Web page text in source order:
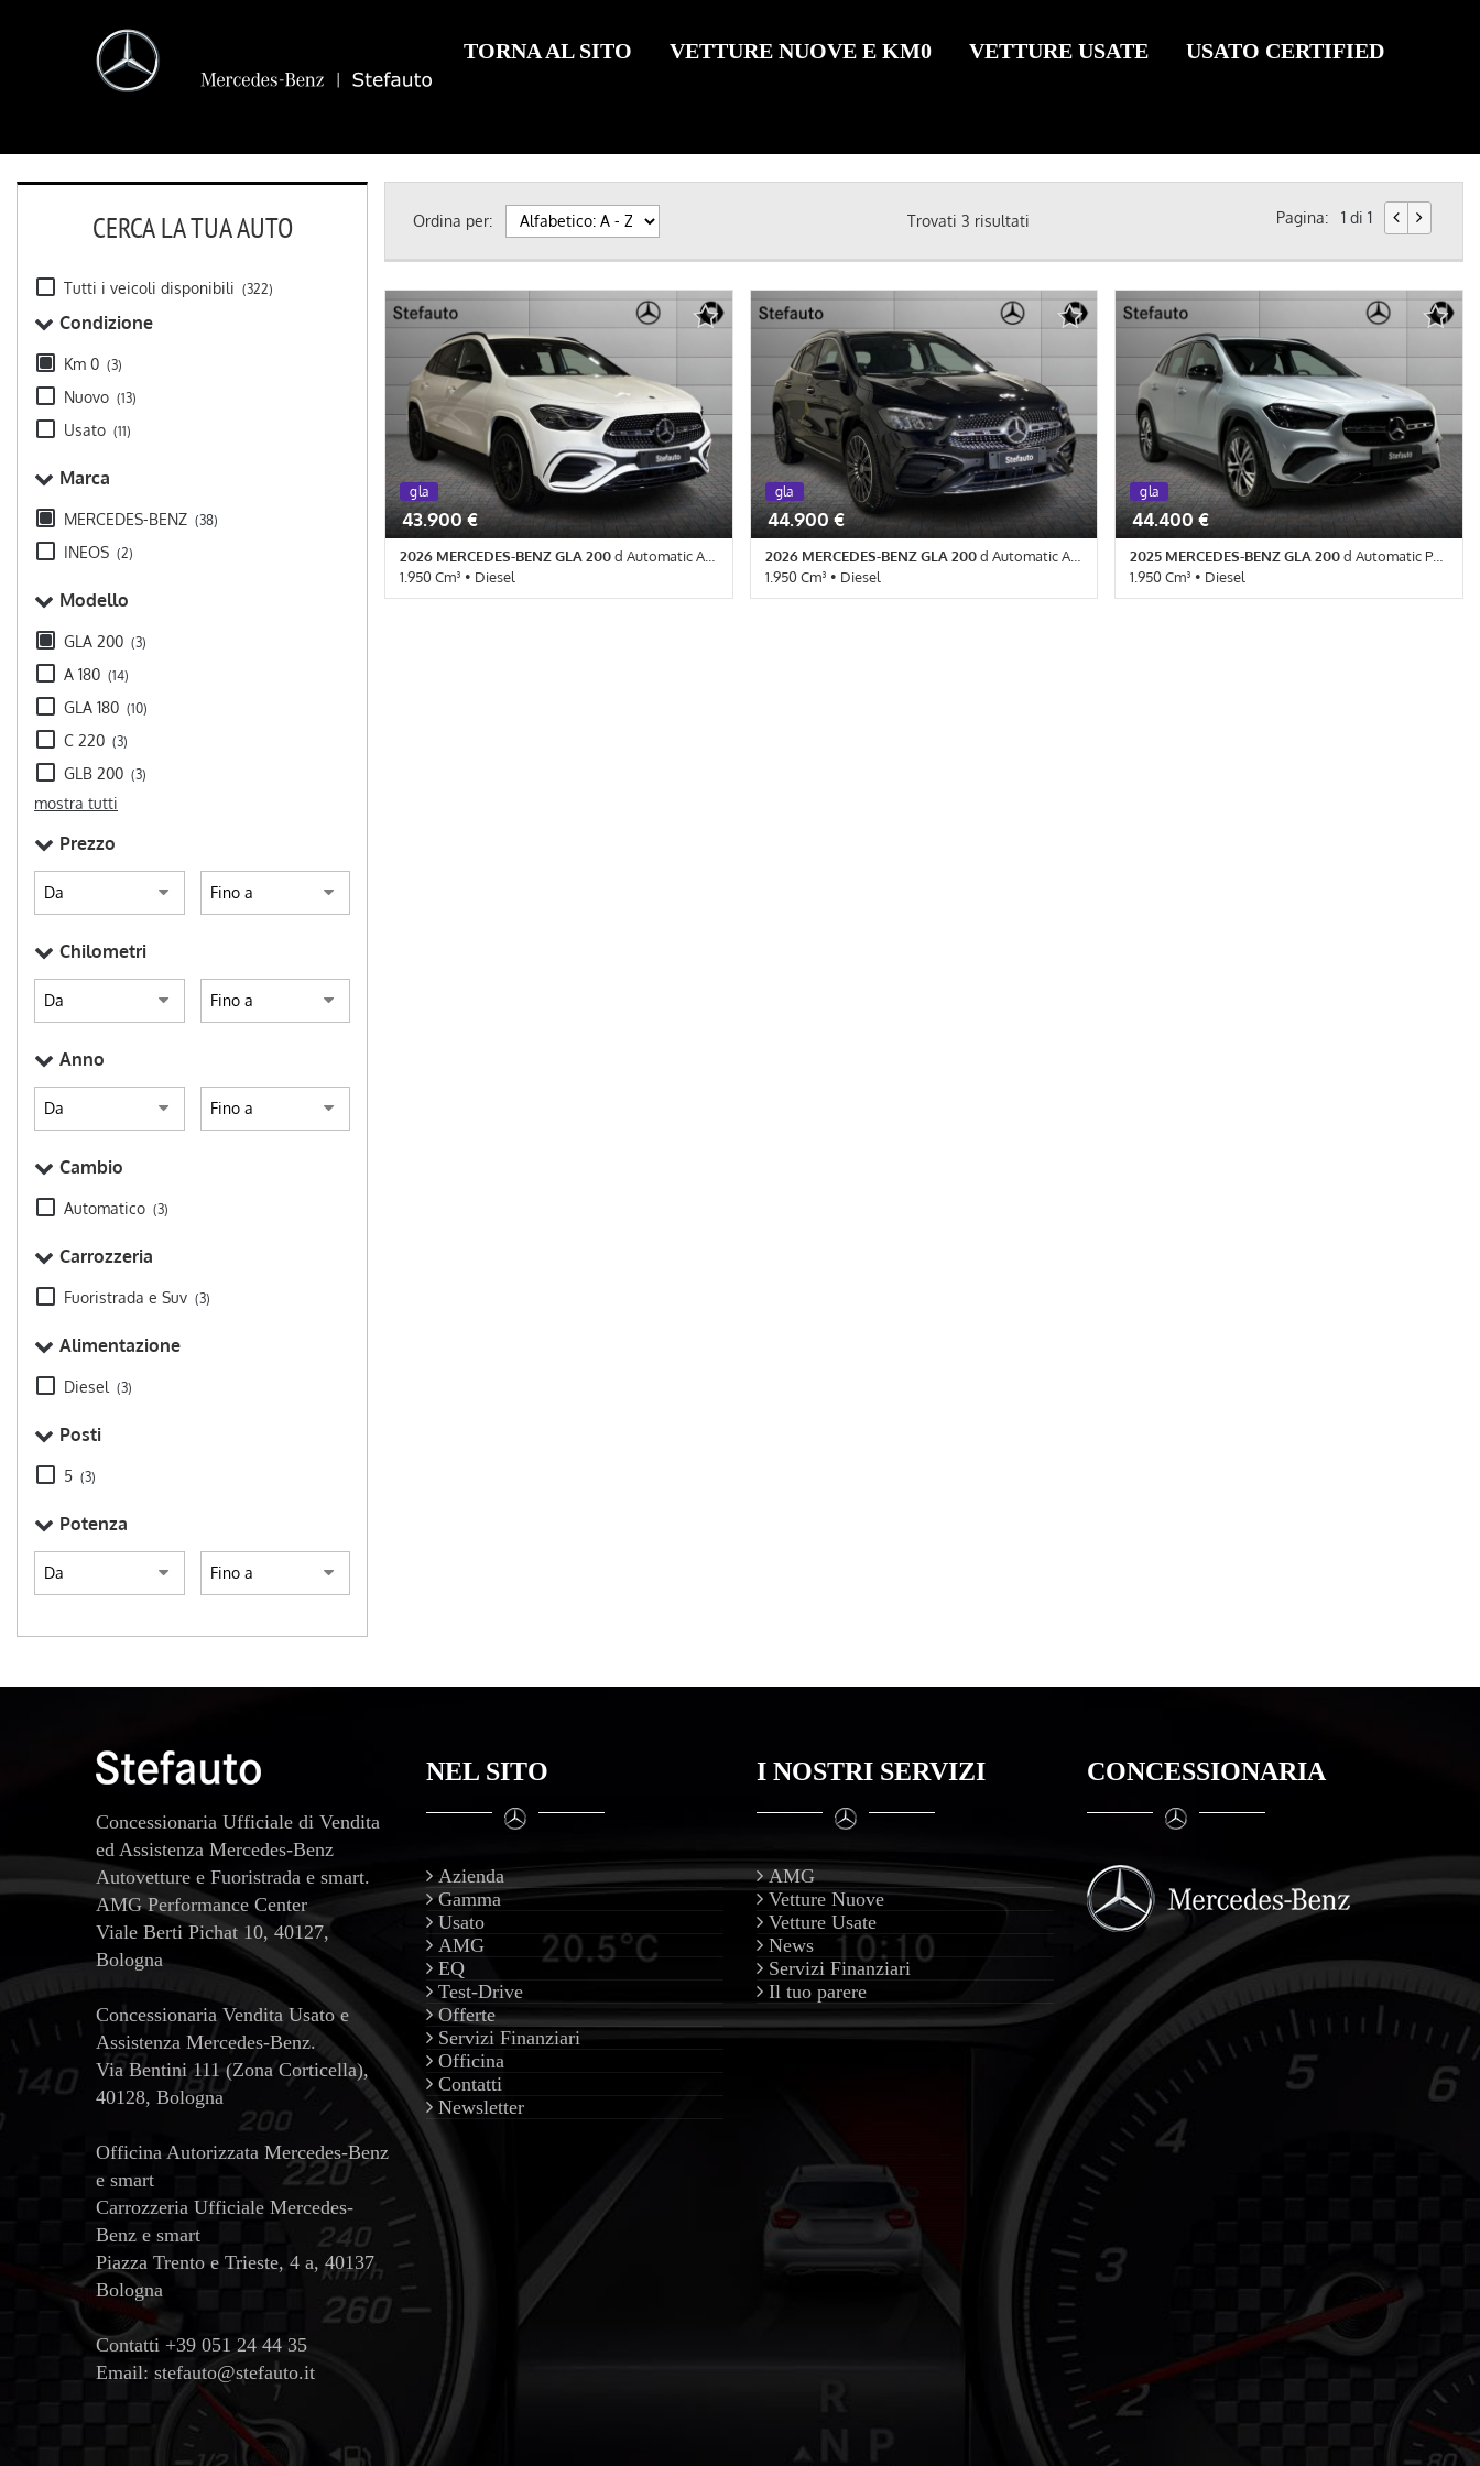
TORNA AL SITO VETTURE NUOVE E KM0 VETTURE USATE USATO CERTIFIED
CERCA LA TUA AUTO
Tutti i veicoli disponibili (322)
Condizione
Km 0 (3)
Nuovo (13)
Usato (11)
Marca
MERCEDES-BENZ (38)
INEOS (2)
Modello
GLA 200 (3)
A 180 (14)
GLA 180 (10)
C 220 (3)
GLB 200 (3)
mostra tutti
Prezzo
Chilometri
Anno
Cambio
Automatico (3)
Carrozzeria
Fuoristrada e Suv (3)
Alimentazione
Diesel (3)
Posti
5 (3)
Potenza
Ordina per: Trovati 3 risultati Pagina: 1 di 1
gla km 0
43.900 €
2026 MERCEDES-BENZ GLA 200d Automatic AMG Line Advanced Plus
1.950 Cm³ • Diesel
gla km 0 gla km 0
44.900 €
2026 MERCEDES-BENZ GLA 200d Automatic AMG Line Advanced Plus
1.950 Cm³ • Diesel
gla km 0 gla
44.400 €
2025 MERCEDES-BENZ GLA 200d Automatic Progressive Advanced
1.950 Cm³ • Diesel
Concessionaria Ufficiale di Vendita
ed Assistenza Mercedes-Benz
Autovetture e Fuoristrada e smart.
AMG Performance Center
Viale Berti Pichat 10, 40127,
Bologna
Concessionaria Vendita Usato e
Assistenza Mercedes-Benz.
Via Bentini 111 (Zona Corticella),
40128, Bologna
Officina Autorizzata Mercedes-Benz
e smart
Carrozzeria Ufficiale Mercedes-
Benz e smart
Piazza Trento e Trieste, 4 a, 40137
Bologna
Contatti +39 051 24 44 35
Email: stefauto@stefauto.it
NEL SITO
Azienda
Gamma
Usato
AMG
EQ
Test-Drive
Offerte
Servizi Finanziari
Officina
Contatti
Newsletter
I NOSTRI SERVIZI
AMG
Vetture Nuove
Vetture Usate
News
Servizi Finanziari
Il tuo parere
CONCESSIONARIA